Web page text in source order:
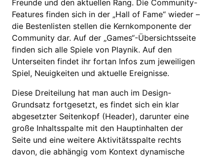
Freunde und den aktuellen Rang. Die Community-
Features finden sich in der „Hall of Fame“ wieder –
die Bestenlisten stellen die Kernkomponente der
Community dar. Auf der „Games“-Übersichtsseite
finden sich alle Spiele von Playnik. Auf den
Unterseiten findet ihr fortan Infos zum jeweiligen
Spiel, Neuigkeiten und aktuelle Ereignisse.
Diese Dreiteilung hat man auch im Design-
Grundsatz fortgesetzt, es findet sich ein klar
abgesetzter Seitenkopf (Header), darunter eine
große Inhaltsspalte mit den Hauptinhalten der
Seite und eine weitere Aktivitätsspalte rechts
davon, die abhängig vom Kontext dynamische